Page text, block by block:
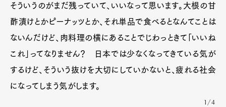
そういうのがまだ残っていて、いいなって思います。大根の甘
酢漬けとかピーナッツとか、それ単品で食べるとなんてことは
ないんだけど、肉料理の横にあることでじわっときて「いいね
これ」ってなりません？ 日本では少なくなってきている気が
するけど、そういう抜けを大切にしていかないと、疲れる社会
になってしまう気がします。
1/4